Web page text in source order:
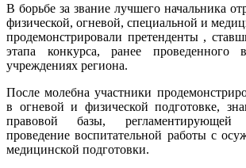
В борьбе за звание лучшего начальника
физической, огневой, специальной и
продемонстрировали претенденты ,
этапа конкурса, ранее проведенного
учреждениях региона.
После молебна участники
в огневой и физической подготовке,
правовой базы,
проведение воспитательной работы с
медицинской подготовки.